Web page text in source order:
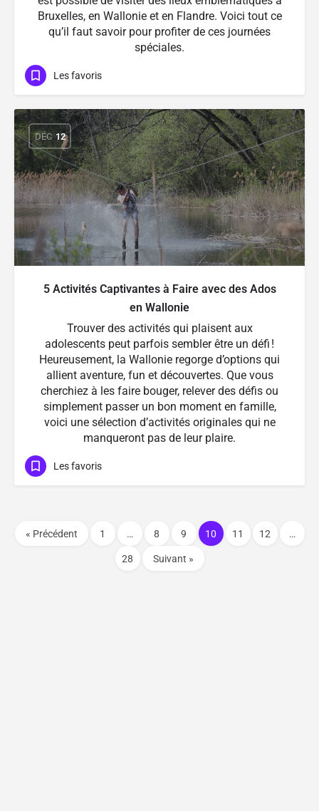
Bruxelles, en Wallonie et en Flandre. Voici tout ce
qu’il faut savoir pour profiter de ces journées
spéciales.
Les favoris
DÉC 12
5 Activités Captivantes à Faire avec des Ados
en Wallonie
Trouver des activités qui plaisent aux
adolescents peut parfois sembler être un défi !
Heureusement, la Wallonie regorge d’options qui
allient aventure, fun et découvertes. Que vous
cherchiez à les faire bouger, relever des défis ou
simplement passer un bon moment en famille,
voici une sélection d’activités originales qui ne
manqueront pas de leur plaire.
Les favoris
« Précédent 1 … 8 9 10 11 12 …
28 Suivant »